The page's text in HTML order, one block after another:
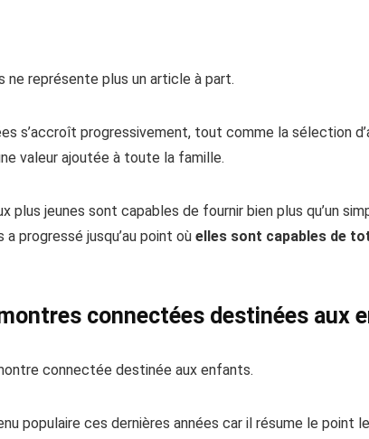
ne représente plus un article à part.
s’accroît progressivement, tout comme la sélection
valeur ajoutée à toute la famille.
jeunes sont capables de fournir bien plus qu’un
progressé jusqu’au point où elles sont capables de
ontres connectées destinées aux
connectée destinée aux enfants.
populaire ces dernières années car il résume le point